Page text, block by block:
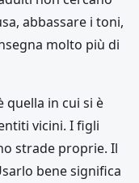
abbassare i toni,
molto più di
quella in cui si è
vicini. I figli
strade proprie. Il
bene significa